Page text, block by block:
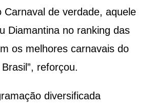
Carnaval de verdade, aquele
Diamantina no ranking das
os melhores carnavais do
Brasil”, reforçou.
diversificada